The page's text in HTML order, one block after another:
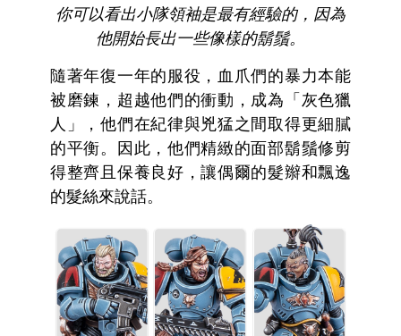
你可以看出小隊領袖是最有經驗的，因為
他開始長出一些像樣的鬍鬚。
隨著年復一年的服役，血爪們的暴力本能
被磨鍊，超越他們的衝動，成為「灰色獵
人」，他們在紀律與兇猛之間取得更細膩
的平衡。因此，他們精緻的面部鬍鬚修剪
得整齊且保養良好，讓偶爾的髮辮和飄逸
的髮絲來說話。